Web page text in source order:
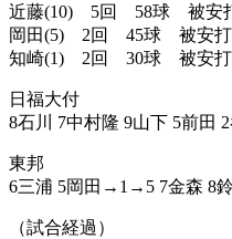
近藤(10) 5回 58球 被
岡田(5) 2回 45球 被安打
知崎(1) 2回 30球 被安
日福大付
8石川 7中村隆 9山下 5前田
東邦
6三浦 5岡田→1→5 7金森 8
（試合経過）